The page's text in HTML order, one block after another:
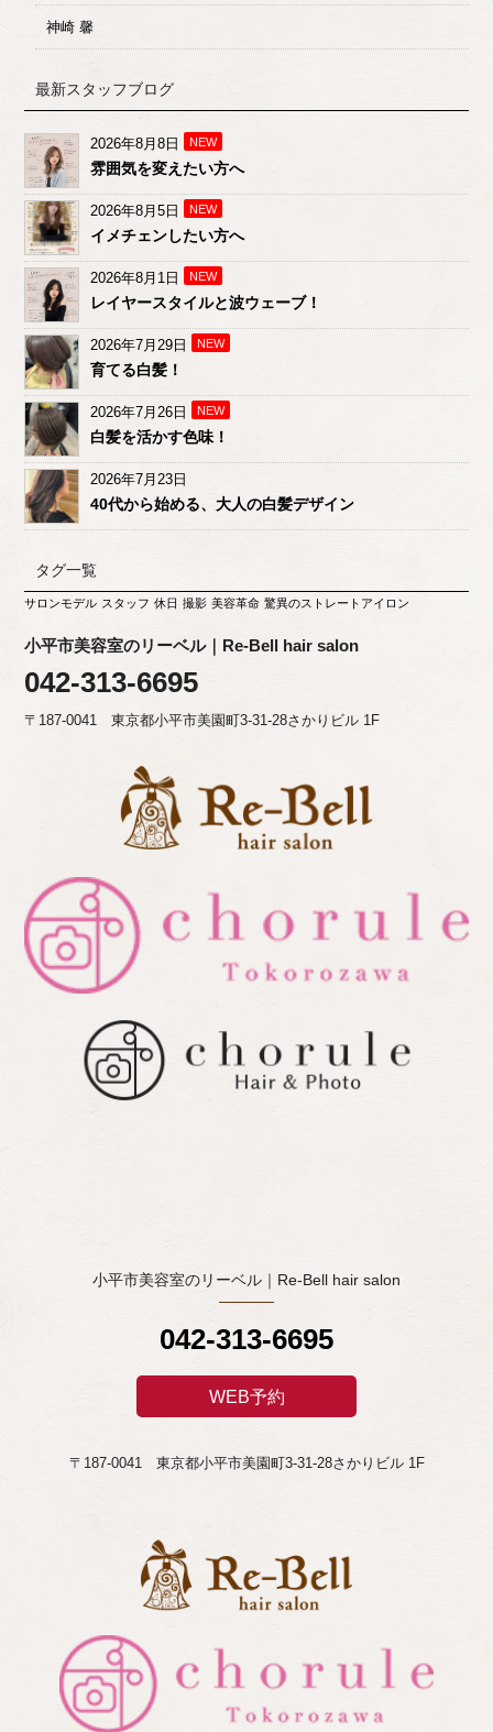
神崎 馨
最新スタッフブログ
2026年8月8日 NEW
雰囲気を変えたい方へ
2026年8月5日 NEW
イメチェンしたい方へ
2026年8月1日 NEW
レイヤースタイルと波ウェーブ！
2026年7月29日 NEW
育てる白髪！
2026年7月26日 NEW
白髪を活かす色味！
2026年7月23日
40代から始める、大人の白髪デザイン
タグ一覧
サロンモデル スタッフ 休日 撮影 美容革命 驚異のストレートアイロン
小平市美容室のリーベル｜Re-Bell hair salon
042-313-6695
〒187-0041 東京都小平市美園町3-31-28さかりビル 1F
小平市美容室のリーベル｜Re-Bell hair salon
042-313-6695
WEB予約
〒187-0041 東京都小平市美園町3-31-28さかりビル 1F